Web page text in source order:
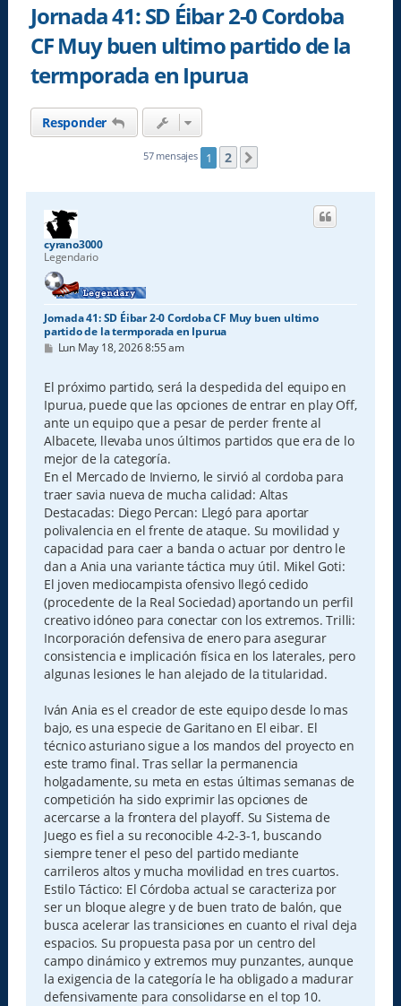
Jornada 41: SD Éibar 2-0 Cordoba
CF Muy buen ultimo partido de la
termporada en Ipurua
Responder
57 mensajes 1 2
cyrano3000
Legendario
Jornada 41: SD Éibar 2-0 Cordoba CF Muy buen ultimo
partido de la termporada en Ipurua
M
s
a
j
e
Lun May 18, 2026 8:55 am
El próximo partido, será la despedida del equipo en
Ipurua, puede que las opciones de entrar en play Off,
ante un equipo que a pesar de perder frente al
Albacete, llevaba unos últimos partidos que era de lo
mejor de la categoría.
En el Mercado de Invierno, le sirvió al cordoba para
traer savia nueva de mucha calidad: Altas
Destacadas: Diego Percan: Llegó para aportar
polivalencia en el frente de ataque. Su movilidad y
capacidad para caer a banda o actuar por dentro le
dan a Ania una variante táctica muy útil. Mikel Goti:
El joven mediocampista ofensivo llegó cedido
(procedente de la Real Sociedad) aportando un perfil
creativo idóneo para conectar con los extremos. Trilli:
Incorporación defensiva de enero para asegurar
consistencia e implicación física en los laterales, pero
algunas lesiones le han alejado de la titularidad.
Iván Ania es el creador de este equipo desde lo mas
bajo, es una especie de Garitano en El eibar. El
técnico asturiano sigue a los mandos del proyecto en
este tramo final. Tras sellar la permanencia
holgadamente, su meta en estas últimas semanas de
competición ha sido exprimir las opciones de
acercarse a la frontera del playoff. Su Sistema de
Juego es fiel a su reconocible 4-2-3-1, buscando
siempre tener el peso del partido mediante
carrileros altos y mucha movilidad en tres cuartos.
Estilo Táctico: El Córdoba actual se caracteriza por
ser un bloque alegre y de buen trato de balón, que
busca acelerar las transiciones en cuanto el rival deja
espacios. Su propuesta pasa por un centro del
campo dinámico y extremos muy punzantes, aunque
la exigencia de la categoría le ha obligado a madurar
defensivamente para consolidarse en el top 10.